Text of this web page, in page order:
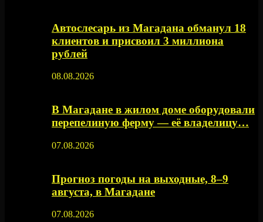
Автослесарь из Магадана обманул 18
клиентов и присвоил 3 миллиона
рублей
08.08.2026
В Магадане в жилом доме оборудовали
перепелиную ферму — её владелицу…
07.08.2026
Прогноз погоды на выходные, 8–9
августа, в Магадане
07.08.2026